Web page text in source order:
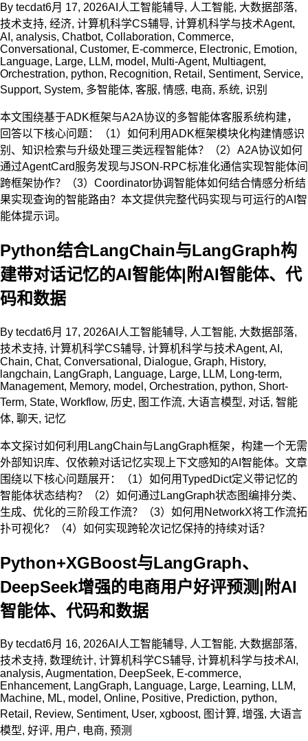
By tecdat6月 17, 2026AI人工智能辅导, 人工智能, 大数据部落,
技术支持, 经济, 计算机科学CS辅导, 计算机科学与技术Agent,
AI , analysis, Chatbot, Collaboration, Commerce,
Conversational , Customer, E-commerce, Electronic, Emotion,
Language, Large, LLM, model , Multi-Agent, Multiagent,
Orchestration, python, Recognition, Retail , Sentiment, Service,
Support, System, 多智能体, 客服, 情感, 电商, 系统, 识别
本文围绕基于ADK框架与A2A协议的多智能体客服系统构建，
回答以下核心问题：（1）如何利用ADK框架模块化构建情感识
别、知识检索与升级处理三类远程智能体？（2）A2A协议如何
通过AgentCard服务发现与JSON-RPC标准化通信实现智能体间
跨框架协作？（3）Coordinator协调智能体如何结合情感分析结
果实现查询的智能路由？本文提供完整代码实现与可运行的AI智
能体提示词。
Python结合LangChain与LangGraph构
建带对话记忆的AI智能体|附AI智能体、代
码和数据
By tecdat6月 17, 2026AI人工智能辅导, 人工智能, 大数据部落,
技术支持, 计算机科学CS辅导, 计算机科学与技术Agent, AI ,
Chain, Chat, Conversational , Dialogue, Graph, History,
langchain, LangGraph, Language, Large, LLM, Long-term,
Management, Memory, model , Orchestration, python, Short-
Term, State, Workflow, 历史, 图工作流, 大语言模型, 对话, 智能
体, 聊天, 记忆
本文探讨如何利用LangChain与LangGraph框架，构建一个无需
外部知识库、仅依赖对话记忆实现上下文感知的AI智能体。文章
围绕以下核心问题展开：（1）如何用TypedDict定义带记忆的
智能体状态结构？（2）如何通过LangGraph状态图编排分类、
生成、优化的三阶段工作流？（3）如何用NetworkX将工作流拓
扑可视化？（4）如何实现跨轮次记忆保持的持续对话？
Python+XGBoost与LangGraph、
DeepSeek增强的电商用户好评预测|附AI
智能体、代码和数据
By tecdat6月 16, 2026AI人工智能辅导, 人工智能, 大数据部落,
技术支持, 数理统计, 计算机科学CS辅导, 计算机科学与技术AI ,
analysis, Augmentation, DeepSeek, E-commerce,
Enhancement, LangGraph, Language, Large, Learning, LLM,
Machine, ML, model , Online, Positive, Prediction, python,
Retail , Review, Sentiment, User, xgboost, 图计算, 增强, 大语言
模型, 好评, 用户, 电商, 预测